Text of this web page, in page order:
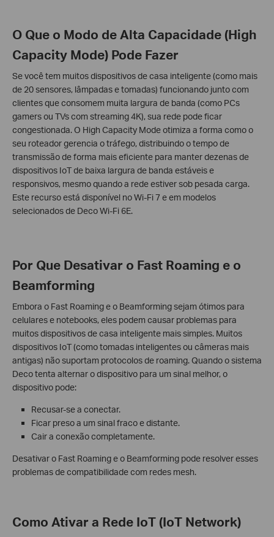
O Que o Modo de Alta Capacidade (High
Capacity Mode) Pode Fazer
Se você tem muitos dispositivos de casa inteligente (como mais
de 20 sensores, lâmpadas e tomadas) funcionando junto com
clientes que consomem muita largura de banda (como PCs
gamers ou TVs com streaming 4K), sua rede pode ficar
congestionada. O High Capacity Mode otimiza a forma como o
seu roteador gerencia o tráfego, distribuindo o tempo de
transmissão de forma mais eficiente para manter dezenas de
dispositivos IoT de baixa largura de banda estáveis e
responsivos, mesmo quando a rede estiver sob pesada carga.
Este recurso está disponível no Wi-Fi 7 e em modelos
selecionados de Deco Wi-Fi 6E.
Por Que Desativar o Fast Roaming e o
Beamforming
Embora o Fast Roaming e o Beamforming sejam ótimos para
celulares e notebooks, eles podem causar problemas para
muitos dispositivos de casa inteligente mais simples. Muitos
dispositivos IoT (como tomadas inteligentes ou câmeras mais
antigas) não suportam protocolos de roaming. Quando o sistema
Deco tenta alternar o dispositivo para um sinal melhor, o
dispositivo pode:
Recusar-se a conectar.
Ficar preso a um sinal fraco e distante.
Cair a conexão completamente.
Desativar o Fast Roaming e o Beamforming pode resolver esses
problemas de compatibilidade com redes mesh.
Como Ativar a Rede IoT (IoT Network)